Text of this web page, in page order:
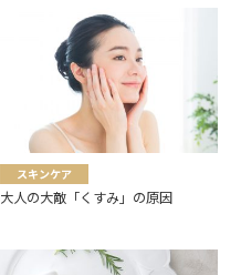
スキンケア
大人の大敵「くすみ」の原因